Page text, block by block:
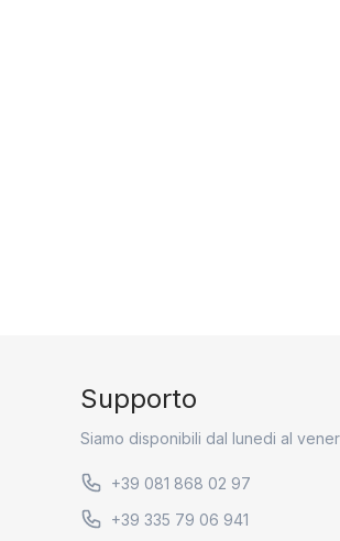
Supporto
Siamo disponibili dal lunedi al
+39 081 868 02 97
+39 335 79 06 941